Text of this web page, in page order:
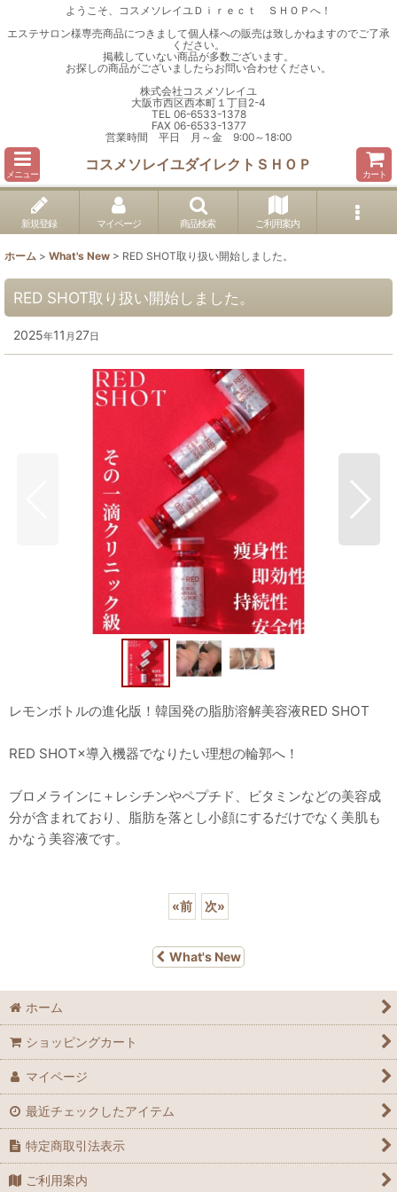
ようこそ、コスメソレイユＤｉｒｅｃｔ ＳＨＯＰへ！
エステサロン様専売商品につきまして個人様への販売は致しかねますのでご了承
ください。
掲載していない商品が多数ございます。
お探しの商品がございましたらお問い合わせください。
株式会社コスメソレイユ
大阪市西区西本町１丁目2-4
TEL 06-6533-1378
FAX 06-6533-1377
営業時間 平日 月～金 9:00～18:00
メニュー
コスメソレイユダイレクトＳＨＯＰ
カート
新規登録 マイページ 商品検索 ご利用案内
ホーム > What's New > RED SHOT取り扱い開始しました。
RED SHOT取り扱い開始しました。
2025年11 月 27日
レモンボトルの進化版！韓国発の脂肪溶解美容液RED SHOT
RED SHOT×導入機器でなりたい理想の輪郭へ！
ブロメラインに＋レシチンやペプチド、ビタミンなどの美容成
分が含まれており、脂肪を落とし小顔にするだけでなく美肌も
かなう美容液です。
«前 次»
What's New
ホーム
ショッピングカート
マイページ
最近チェックしたアイテム
特定商取引法表示
ご利用案内